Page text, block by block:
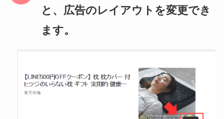
と、広告のレイアウトを変更でき
ます。